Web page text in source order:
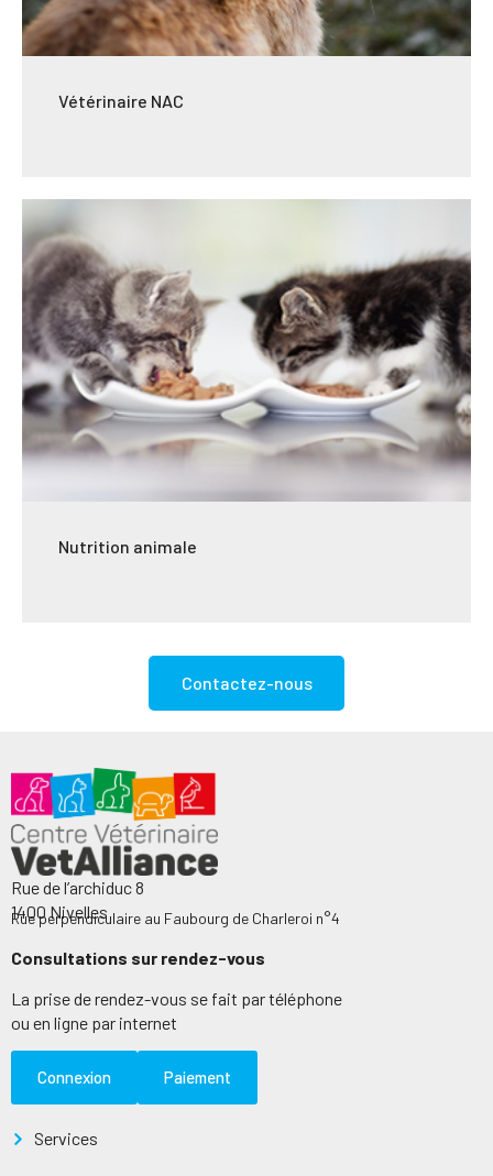
Vétérinaire NAC
Nutrition animale
Contactez-nous
Rue de l’archiduc 8
1400 Nivelles
Rue perpendiculaire au Faubourg de Charleroi n°4
Consultations sur rendez-vous
La prise de rendez-vous se fait par téléphone
ou en ligne par internet
Connexion Paiement
Services